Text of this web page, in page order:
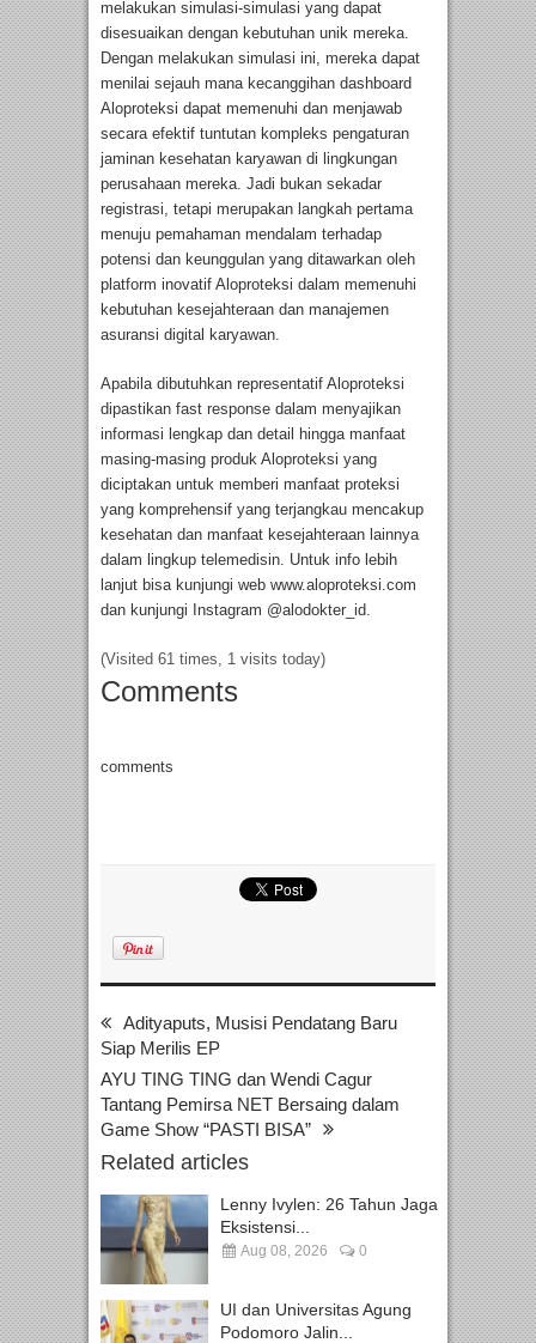
melakukan simulasi-simulasi yang dapat
disesuaikan dengan kebutuhan unik mereka.
Dengan melakukan simulasi ini, mereka dapat
menilai sejauh mana kecanggihan dashboard
Aloproteksi dapat memenuhi dan menjawab
secara efektif tuntutan kompleks pengaturan
jaminan kesehatan karyawan di lingkungan
perusahaan mereka. Jadi bukan sekadar
registrasi, tetapi merupakan langkah pertama
menuju pemahaman mendalam terhadap
potensi dan keunggulan yang ditawarkan oleh
platform inovatif Aloproteksi dalam memenuhi
kebutuhan kesejahteraan dan manajemen
asuransi digital karyawan.
Apabila dibutuhkan representatif Aloproteksi
dipastikan fast response dalam menyajikan
informasi lengkap dan detail hingga manfaat
masing-masing produk Aloproteksi yang
diciptakan untuk memberi manfaat proteksi
yang komprehensif yang terjangkau mencakup
kesehatan dan manfaat kesejahteraan lainnya
dalam lingkup telemedisin. Untuk info lebih
lanjut bisa kunjungi web www.aloproteksi.com
dan kunjungi Instagram @alodokter_id.
(Visited 61 times, 1 visits today)
Comments
comments
Adityaputs, Musisi Pendatang Baru
Siap Merilis EP
AYU TING TING dan Wendi Cagur
Tantang Pemirsa NET Bersaing dalam
Game Show “PASTI BISA”
Related articles
Lenny Ivylen: 26 Tahun Jaga
Eksistensi...
Aug 08, 2026 0
UI dan Universitas Agung
Podomoro Jalin...